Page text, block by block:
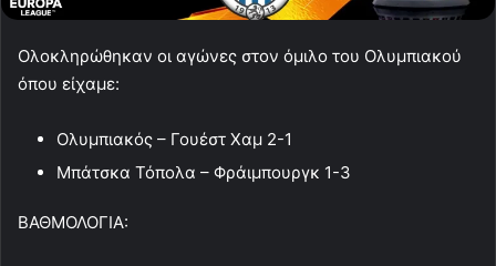
Ολοκληρώθηκαν οι αγώνες στον όμιλο του Ολυμπιακού
όπου είχαμε:
Ολυμπιακός – Γουέστ Χαμ 2-1
Μπάτσκα Τόπολα – Φράιμπουργκ 1-3
ΒΑΘΜΟΛΟΓΙΑ: